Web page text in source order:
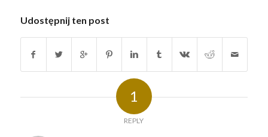
Udostępnij ten post
1
REPLY